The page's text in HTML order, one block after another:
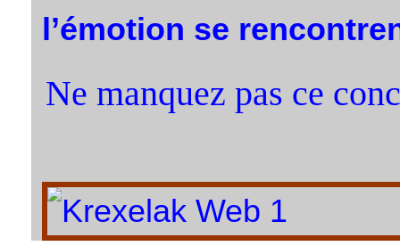
l’émotion se
Ne manquez pas ce